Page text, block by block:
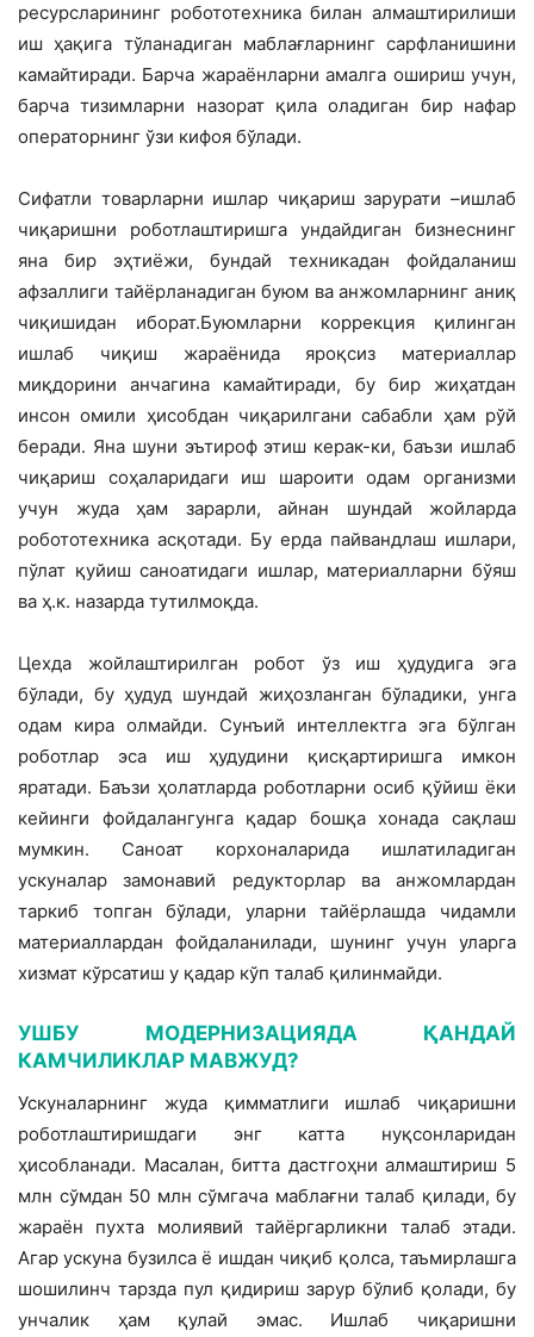
ресурсларининг робототехника билан алмаштирилиши
иш ҳақига тўланадиган маблағларнинг сарфланишини
камайтиради. Барча жараёнларни амалга ошириш учун,
барча тизимларни назорат қила оладиган бир нафар
операторнинг ўзи кифоя бўлади.
Сифатли товарларни ишлар чиқариш зарурати –ишлаб
чиқаришни роботлаштиришга ундайдиган бизнеснинг
яна бир эҳтиёжи, бундай техникадан фойдаланиш
афзаллиги тайёрланадиган буюм ва анжомларнинг аниқ
чиқишидан иборат.Буюмларни коррекция қилинган
ишлаб чиқиш жараёнида яроқсиз материаллар
миқдорини анчагина камайтиради, бу бир жиҳатдан
инсон омили ҳисобдан чиқарилгани сабабли ҳам рўй
беради. Яна шуни эътироф этиш керак-ки, баъзи ишлаб
чиқариш соҳаларидаги иш шароити одам организми
учун жуда ҳам зарарли, айнан шундай жойларда
робототехника асқотади. Бу ерда пайвандлаш ишлари,
пўлат қуйиш саноатидаги ишлар, материалларни бўяш
ва ҳ.к. назарда тутилмоқда.
Цехда жойлаштирилган робот ўз иш ҳудудига эга
бўлади, бу ҳудуд шундай жиҳозланган бўладики, унга
одам кира олмайди. Сунъий интеллектга эга бўлган
роботлар эса иш ҳудудини қисқартиришга имкон
яратади. Баъзи ҳолатларда роботларни осиб қўйиш ёки
кейинги фойдалангунга қадар бошқа хонада сақлаш
мумкин. Саноат корхоналарида ишлатиладиган
ускуналар замонавий редукторлар ва анжомлардан
таркиб топган бўлади, уларни тайёрлашда чидамли
материаллардан фойдаланилади, шунинг учун уларга
хизмат кўрсатиш у қадар кўп талаб қилинмайди.
УШБУ МОДЕРНИЗАЦИЯДА ҚАНДАЙ
КАМЧИЛИКЛАР МАВЖУД?
Ускуналарнинг жуда қимматлиги ишлаб чиқаришни
роботлаштиришдаги энг катта нуқсонларидан
ҳисобланади. Масалан, битта дастгоҳни алмаштириш 5
млн сўмдан 50 млн сўмгача маблағни талаб қилади, бу
жараён пухта молиявий тайёргарликни талаб этади.
Агар ускуна бузилса ё ишдан чиқиб қолса, таъмирлашга
шошилинч тарзда пул қидириш зарур бўлиб қолади, бу
унчалик ҳам қулай эмас. Ишлаб чиқаришни